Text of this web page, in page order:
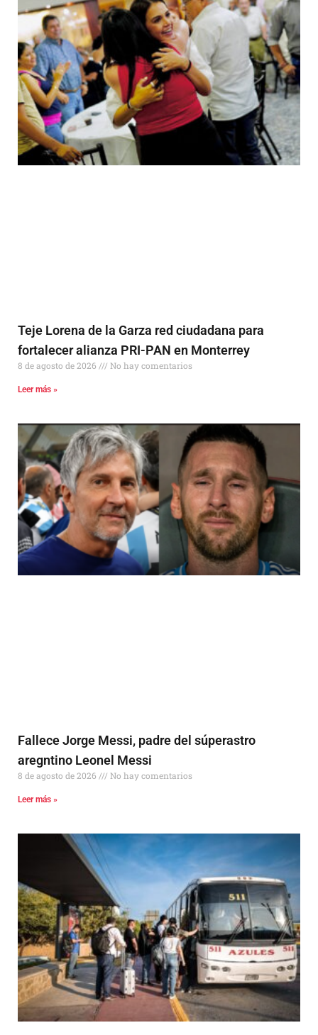
Teje Lorena de la Garza red ciudadana para
fortalecer alianza PRI-PAN en Monterrey
8 de agosto de 2026 No hay comentarios
Leer más »
Fallece Jorge Messi, padre del súperastro
aregntino Leonel Messi
8 de agosto de 2026 No hay comentarios
Leer más »